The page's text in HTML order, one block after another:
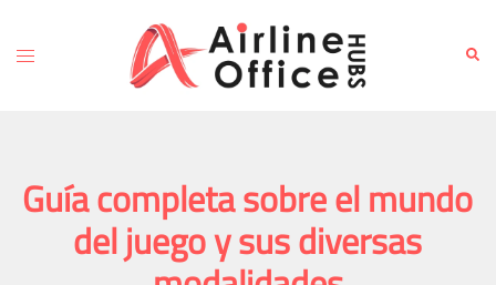
content
Toggle
Guía completa sobre el mundo
del juego y sus diversas